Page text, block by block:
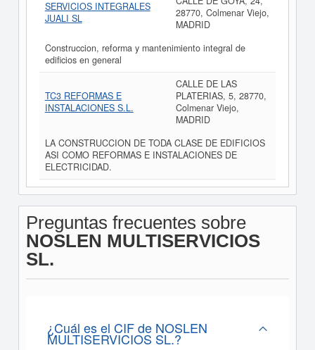
SERVICIOS INTEGRALES
JUALI SL
28770, Colmenar Viejo,
MADRID
Construccion, reforma y mantenimiento integral de
edificios en general
TC3 REFORMAS E
INSTALACIONES S.L.
CALLE DE LAS
PLATERIAS, 5, 28770,
Colmenar Viejo,
MADRID
LA CONSTRUCCION DE TODA CLASE DE EDIFICIOS
ASI COMO REFORMAS E INSTALACIONES DE
ELECTRICIDAD.
Preguntas frecuentes sobre
NOSLEN MULTISERVICIOS
SL.
¿Cuál es el CIF de NOSLEN
MULTISERVICIOS SL.?